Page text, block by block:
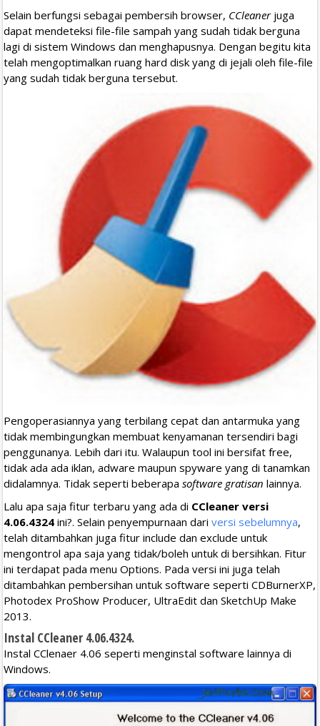
Selain berfungsi sebagai pembersih browser, CCleanerjuga
dapat mendeteksi file-file sampah yang sudah tidak berguna
lagi di sistem Windows dan menghapusnya. Dengan begitu kita
telah mengoptimalkan ruang hard disk yang di jejali oleh file-file
yang sudah tidak berguna tersebut.
Pengoperasiannya yang terbilang cepat dan antarmuka yang
tidak membingungkan membuat kenyamanan tersendiri bagi
penggunanya. Lebih dari itu. Walaupun tool ini bersifat free,
tidak ada ada iklan, adware maupun spyware yang di tanamkan
didalamnya. Tidak seperti beberapa software gratisan lainnya.
Lalu apa saja fitur terbaru yang ada di CCleaner versi
4.06.4324 ini?. Selain penyempurnaan dari versi sebelumnya,
telah ditambahkan juga fitur include dan exclude untuk
mengontrol apa saja yang tidak/boleh untuk di bersihkan. Fitur
ini terdapat pada menu Options. Pada versi ini juga telah
ditambahkan pembersihan untuk software seperti CDBurnerXP,
Photodex ProShow Producer, UltraEdit dan SketchUp Make
2013.
Instal CCleaner 4.06.4324.
Instal CClenaer 4.06 seperti menginstal software lainnya di
Windows.